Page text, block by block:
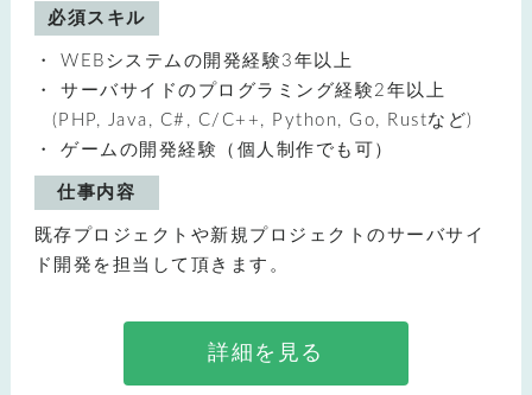
必須スキル
WEBシステムの開発経験3年以上
サーバサイドのプログラミング経験2年以上
(PHP, Java, C#, C/C++, Python, Go, Rustなど)
ゲームの開発経験（個人制作でも可）
仕事内容
既存プロジェクトや新規プロジェクトのサーバサイ
ド開発を担当して頂きます。
詳細を見る